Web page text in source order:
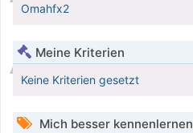
Omahfx2
Meine Kriterien
Keine Kriterien gesetzt
Mich besser kennenlernen